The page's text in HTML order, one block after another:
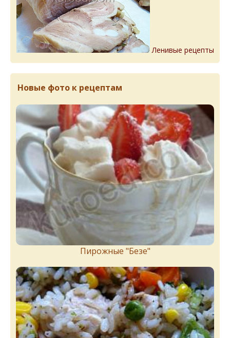
Ленивые рецепты
Новые фото к рецептам
Пирожныe "Бeзe"